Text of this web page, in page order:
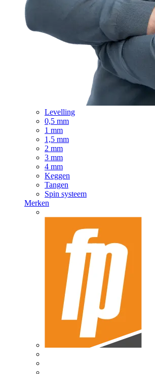
Levelling
0,5 mm
1 mm
1,5 mm
2 mm
3 mm
4 mm
Keggen
Tangen
Spin systeem
Merken